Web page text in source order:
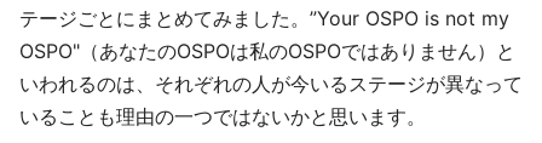
テージごとにまとめてみました。”Your OSPO is not my
OSPO"（あなたのOSPOは私のOSPOではありません）と
いわれるのは、それぞれの人が今いるステージが異なって
いることも理由の一つではないかと思います。